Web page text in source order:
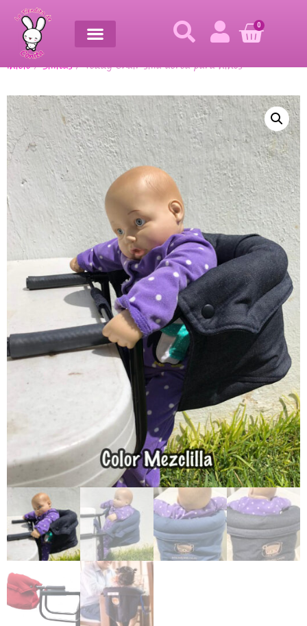
0
Inicio/Sillitas/ Teddy Chair silla aérea para niños